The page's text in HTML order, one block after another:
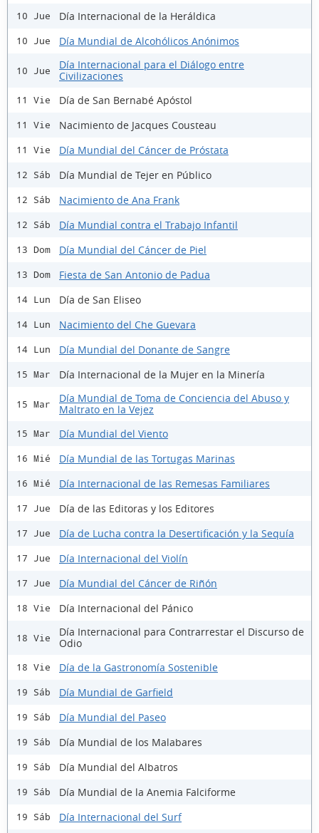
10 Jue Día Internacional de la Heráldica
10 Jue Día Mundial de Alcohólicos Anónimos
10 Jue
Día Internacional para el Diálogo entre
Civilizaciones
11 Vie Día de San Bernabé Apóstol
11 Vie Nacimiento de Jacques Cousteau
11 Vie Día Mundial del Cáncer de Próstata
12 Sáb Día Mundial de Tejer en Público
12 Sáb Nacimiento de Ana Frank
12 Sáb Día Mundial contra el Trabajo Infantil
13 Dom Día Mundial del Cáncer de Piel
13 Dom Fiesta de San Antonio de Padua
14 Lun Día de San Eliseo
14 Lun Nacimiento del Che Guevara
14 Lun Día Mundial del Donante de Sangre
15 Mar Día Internacional de la Mujer en la Minería
15 Mar
Día Mundial de Toma de Conciencia del Abuso y
Maltrato en la Vejez
15 Mar Día Mundial del Viento
16 Mié Día Mundial de las Tortugas Marinas
16 Mié Día Internacional de las Remesas Familiares
17 Jue Día de las Editoras y los Editores
17 Jue Día de Lucha contra la Desertificación y la Sequía
17 Jue Día Internacional del Violín
17 Jue Día Mundial del Cáncer de Riñón
18 Vie Día Internacional del Pánico
18 Vie
Día Internacional para Contrarrestar el Discurso de
Odio
18 Vie Día de la Gastronomía Sostenible
19 Sáb Día Mundial de Garfield
19 Sáb Día Mundial del Paseo
19 Sáb Día Mundial de los Malabares
19 Sáb Día Mundial del Albatros
19 Sáb Día Mundial de la Anemia Falciforme
19 Sáb Día Internacional del Surf